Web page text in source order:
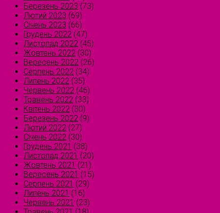
Березень 2023 (73)
Лютий 2023 (69)
Січень 2023 (66)
Грудень 2022 (47)
Листопад 2022 (45)
Жовтень 2022 (30)
Вересень 2022 (26)
Серпень 2022 (34)
Липень 2022 (35)
Червень 2022 (46)
Травень 2022 (33)
Квітень 2022 (30)
Березень 2022 (9)
Лютий 2022 (27)
Січень 2022 (30)
Грудень 2021 (38)
Листопад 2021 (20)
Жовтень 2021 (21)
Вересень 2021 (15)
Серпень 2021 (29)
Липень 2021 (16)
Червень 2021 (23)